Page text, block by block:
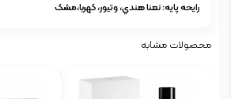
رایحه پایه: نعنا هندي، وتيور، کهربا،مشک
محصولات مشابه